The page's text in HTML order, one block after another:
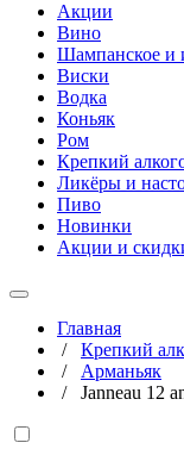
Акции
Вино
Шампанское и
Виски
Водка
Коньяк
Ром
Крепкий
Ликёры и
Пиво
Новинки
Акции и
Главная
/ Крепкий
/ Арманьяк
/ Janneau 12